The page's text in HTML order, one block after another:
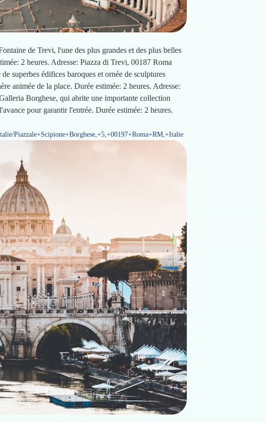
de Trevi, l'une des plus grandes et des plus belles
2 heures. Adresse: Piazza di Trevi, 00187 Roma
superbes édifices baroques et ornée de sculptures
animée de la place. Durée estimée: 2 heures. Adresse:
Borghese, qui abrite une importante collection
pour garantir l'entrée. Durée estimée: 2 heures.
Piazzale+Scipione+Borghese,+5,+00197+Roma+RM,+Italie